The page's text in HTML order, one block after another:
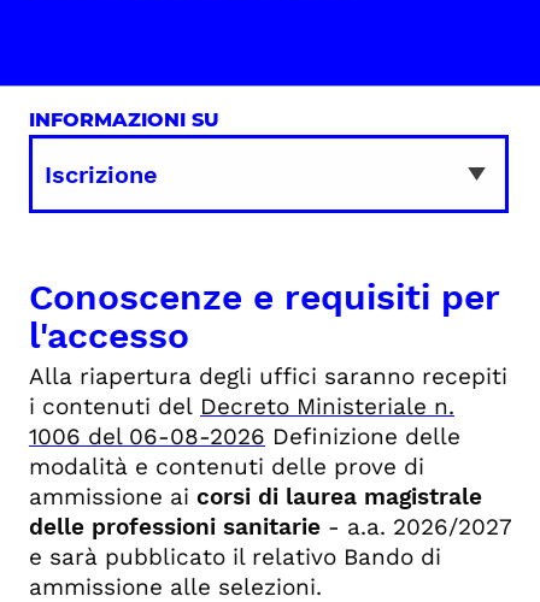
INFORMAZIONI SU
Conoscenze e requisiti per
l'accesso
Alla riapertura degli uffici saranno recepiti
i contenuti del Decreto Ministeriale n.
1006 del 06-08-2026 Definizione delle
modalità e contenuti delle prove di
ammissione ai corsi di laurea magistrale
delle professioni sanitarie - a.a. 2026/2027
e sarà pubblicato il relativo Bando di
ammissione alle selezioni.